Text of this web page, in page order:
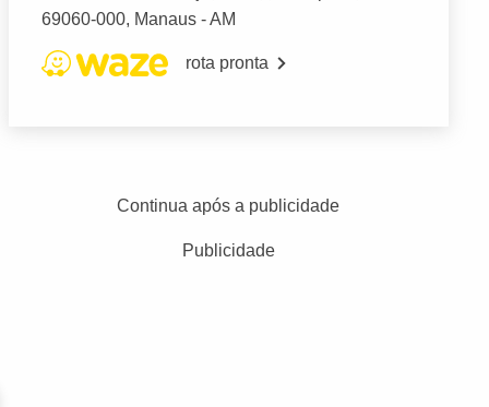
69060-000, Manaus - AM
rota pronta
Continua após a publicidade
Publicidade